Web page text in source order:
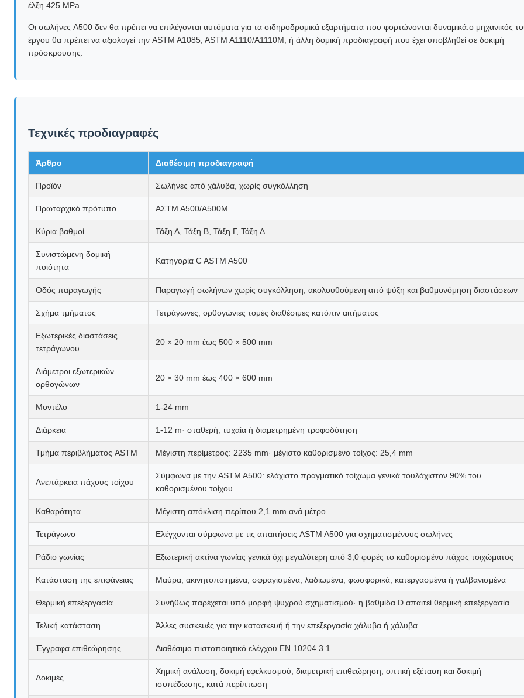
έλξη 425 MPa.
Οι σωλήνες A500 δεν θα πρέπει να επιλέγονται αυτόματα για τα σιδηροδρομικά εξαρτήματα που φορτώνονται δυναμικά.ο μηχανικός
έργου θα πρέπει να αξιολογεί την ASTM A1085, ASTM A1110/A1110M, ή άλλη δομική προδιαγραφή που έχει υποβληθεί σε δοκιμή
πρόσκρουσης.
Τεχνικές προδιαγραφές
Άρθρο Διαθέσιμη προδιαγραφή
Προϊόν Σωλήνες από χάλυβα, χωρίς συγκόλληση
Πρωταρχικό πρότυπο ΑΣTM A500/A500M
Κύρια βαθμοί Τάξη Α, Τάξη Β, Τάξη Γ, Τάξη Δ
Συνιστώμενη δομική
ποιότητα
Κατηγορία C ASTM A500
Οδός παραγωγής Παραγωγή σωλήνων χωρίς συγκόλληση, ακολουθούμενη από ψύξη και βαθμονόμηση διαστάσεων
Σχήμα τμήματος Τετράγωνες, ορθογώνιες τομές διαθέσιμες κατόπιν αιτήματος
Εξωτερικές διαστάσεις
τετράγωνου
20 × 20 mm έως 500 × 500 mm
Διάμετροι εξωτερικών
ορθογώνων
20 × 30 mm έως 400 × 600 mm
Μοντέλο 1-24 mm
Διάρκεια 1-12 m· σταθερή, τυχαία ή διαμετρημένη τροφοδότηση
Τμήμα περιβλήματος ASTM Μέγιστη περίμετρος: 2235 mm· μέγιστο καθορισμένο τοίχος: 25,4 mm
Ανεπάρκεια πάχους τοίχου
Σύμφωνα με την ASTM A500: ελάχιστο πραγματικό τοίχωμα γενικά τουλάχιστον 90% του
καθορισμένου τοίχου
Καθαρότητα Μέγιστη απόκλιση περίπου 2,1 mm ανά μέτρο
Τετράγωνο Ελέγχονται σύμφωνα με τις απαιτήσεις ASTM A500 για σχηματισμένους σωλήνες
Ράδιο γωνίας Εξωτερική ακτίνα γωνίας γενικά όχι μεγαλύτερη από 3,0 φορές το καθορισμένο πάχος τοιχώματος
Κατάσταση της επιφάνειας Μαύρα, ακινητοποιημένα, σφραγισμένα, λαδιωμένα, φωσφορικά, κατεργασμένα ή γαλβανισμένα
Θερμική επεξεργασία Συνήθως παρέχεται υπό μορφή ψυχρού σχηματισμού· η βαθμίδα D απαιτεί θερμική επεξεργασία
Τελική κατάσταση Άλλες συσκευές για την κατασκευή ή την επεξεργασία χάλυβα ή χάλυβα
Έγγραφα επιθεώρησης Διαθέσιμο πιστοποιητικό ελέγχου EN 10204 3.1
Δοκιμές
Χημική ανάλυση, δοκιμή εφελκυσμού, διαμετρική επιθεώρηση, οπτική εξέταση και δοκιμή
ισοπέδωσης, κατά περίπτωση